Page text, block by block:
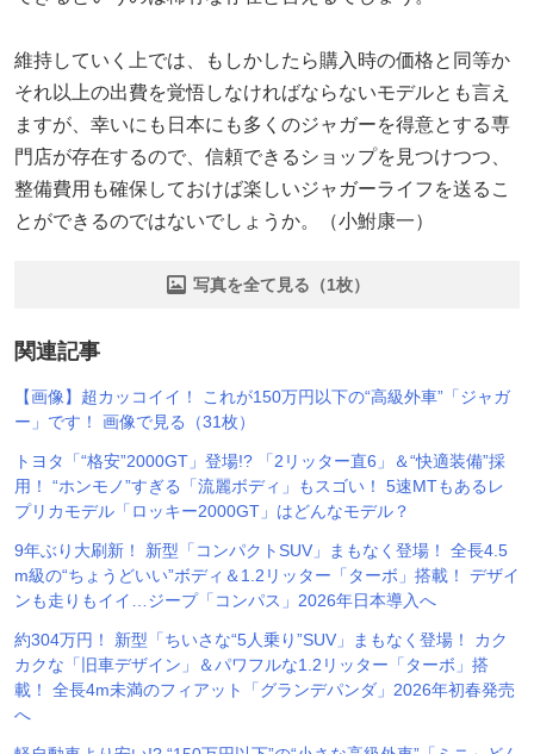
維持していく上では、もしかしたら購入時の価格と同等か
それ以上の出費を覚悟しなければならないモデルとも言え
ますが、幸いにも日本にも多くのジャガーを得意とする専
門店が存在するので、信頼できるショップを見つけつつ、
整備費用も確保しておけば楽しいジャガーライフを送るこ
とができるのではないでしょうか。（小鮒康一）
写真を全て見る（1枚）
関連記事
【画像】超カッコイイ！ これが150万円以下の“高級外車”「ジャガ
ー」です！ 画像で見る（31枚）
トヨタ「“格安”2000GT」登場!? 「2リッター直6」＆“快適装備”採
用！ “ホンモノ”すぎる「流麗ボディ」もスゴい！ 5速MTもあるレ
プリカモデル「ロッキー2000GT」はどんなモデル？
9年ぶり大刷新！ 新型「コンパクトSUV」まもなく登場！ 全長4.5
m級の“ちょうどいい”ボディ＆1.2リッター「ターボ」搭載！ デザイ
ンも走りもイイ…ジープ「コンパス」2026年日本導入へ
約304万円！ 新型「ちいさな“5人乗り”SUV」まもなく登場！ カク
カクな「旧車デザイン」＆パワフルな1.2リッター「ターボ」搭
載！ 全長4m未満のフィアット「グランデパンダ」2026年初春発売
へ